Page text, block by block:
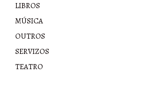
LIBROS
MÚSICA
OUTROS
SERVIZOS
TEATRO